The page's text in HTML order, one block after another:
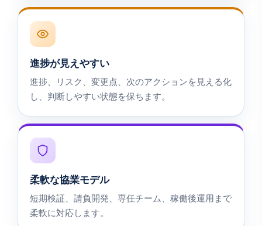
進捗が見えやすい
進捗、リスク、変更点、次のアクションを見える化
し、判断しやすい状態を保ちます。
柔軟な協業モデル
短期検証、請負開発、専任チーム、稼働後運用まで
柔軟に対応します。